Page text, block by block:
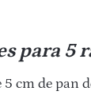
para 5
5 cm de pan